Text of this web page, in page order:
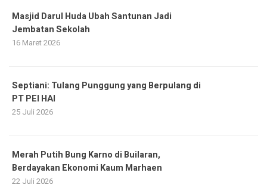
Masjid Darul Huda Ubah Santunan Jadi
Jembatan Sekolah
16 Maret 2026
Septiani: Tulang Punggung yang Berpulang di
PT PEI HAI
25 Juli 2026
Merah Putih Bung Karno di Builaran,
Berdayakan Ekonomi Kaum Marhaen
22 Juli 2026